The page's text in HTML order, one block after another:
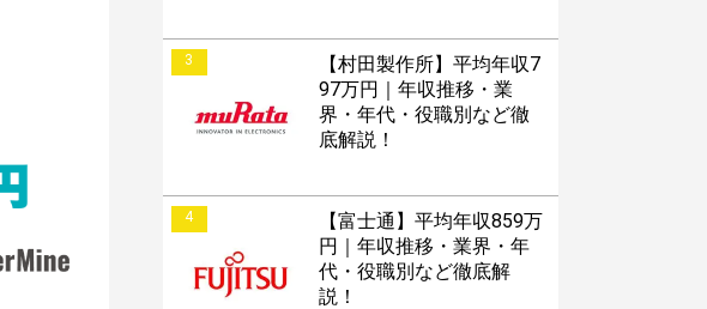
3
【村田製作所】平均年収7
97万円｜年収推移・業
界・年代・役職別など徹
底解説！
4
【富士通】平均年収859万
円｜年収推移・業界・年
代・役職別など徹底解
説！